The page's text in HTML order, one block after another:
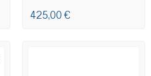
425,00 €